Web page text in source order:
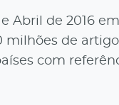
Abril de 2016
milhões de
com